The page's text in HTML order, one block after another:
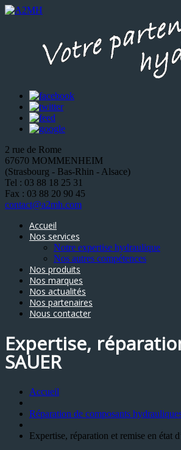
2 rue de Rome
67670 MOMMENHEIM
(Strasbourg - Bas-Rhin - Alsace)
Tel : 03 88 18 25 31
Fax : 03 88 20 90 45
contact@a2mh.com
Accueil
Nos services
Notre expertise hydraulique
Nos autres compétences
Nos produits
Nos marques
Nos actualités
Nos partenaires
Nous contacter
Expertise,
SAUER
Accueil
Réparation de composants
Expertise, réparation et remise en état